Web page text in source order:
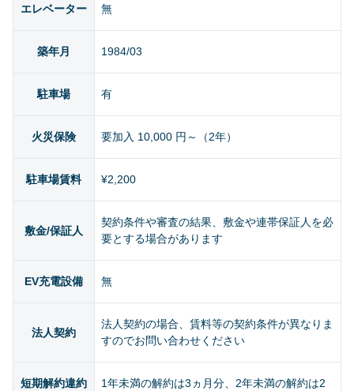
エレベーター 無
築年月 1984/03
駐車場 有
火災保険 要加入 10,000 円～（2年）
駐車場賃料 ¥2,200
敷金/保証人
契約条件や審査の結果、敷金や連帯保証人を必
要とする場合があります
EV充電設備 無
法人契約
法人契約の場合、賃料等の契約条件が異なりま
すのでお問い合わせください
短期解約違約
1年未満の解約は3ヵ月分、2年未満の解約は2